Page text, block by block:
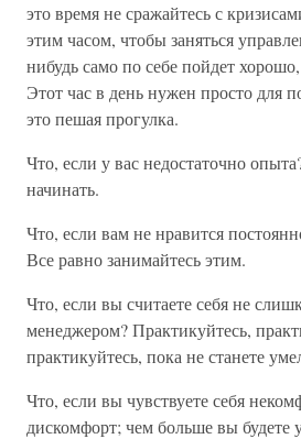
это время не сражайтесь с
этим часом, чтобы заняться
нибудь само по себе пойдет
Этот час в день нужен просто
это пешая прогулка.
Что, если у вас недостаточно
начинать.
Что, если вам не нравится
Все равно занимайтесь этим.
Что, если вы считаете себя не
менеджером? Практикуйтесь,
практикуйтесь, пока не станете
Что, если вы чувствуете себя
дискомфорт; чем больше вы будете